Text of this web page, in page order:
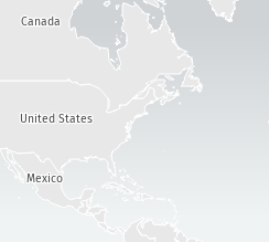
United States
Canada
Mexico